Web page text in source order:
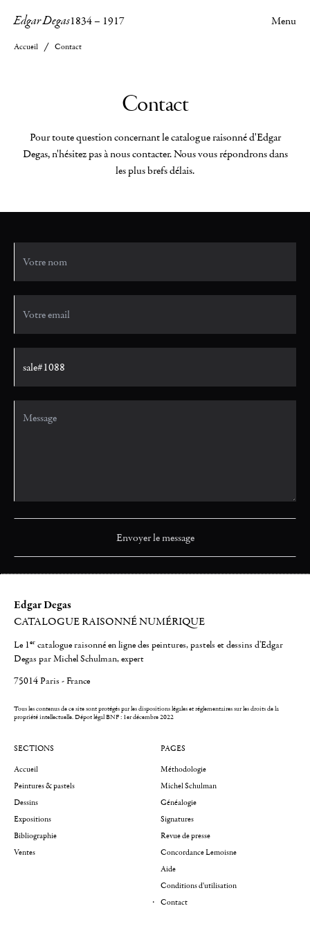
Edgar Degas1834– 1917 Menu
Accueil Contact
Contact
Pour toute question concernant le catalogue raisonné d'Edgar
Degas, n'hésitez pas à nous contacter. Nous vous répondrons dans
les plus brefs délais.
Edgar Degas
CATALOGUE RAISONNÉ NUMÉRIQUE
Le 1er catalogue raisonné en ligne des peintures, pastels et dessins d'Edgar
Degas par Michel Schulman, expert
75014 Paris - France
Tous les contenus de ce site sont protégés par les dispositions légales et réglementaires sur les droits de la
propriété intellectuelle.Dépot légal BNF : 1er décembre 2022
SECTIONS
Accueil
Peintures & pastels
Dessins
Expositions
Bibliographie
Ventes
PAGES
Méthodologie
Michel Schulman
Généalogie
Signatures
Revue de presse
Concordance Lemoisne
Aide
Conditions d'utilisation
Contact